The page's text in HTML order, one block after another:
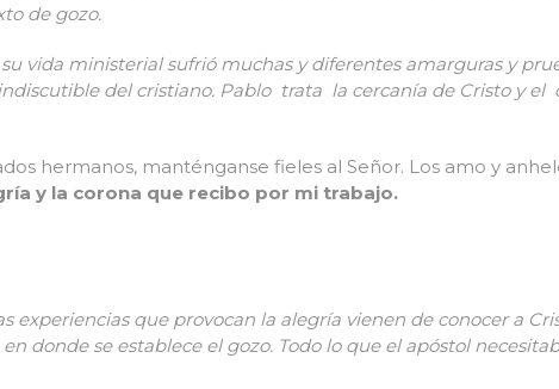
de gozo.
vida ministerial sufrió muchas y diferentes amarguras y
del cristiano. Pablo trata la cercanía de Cristo y
hermanos, manténganse fieles al Señor. Los amo y
y la corona que recibo por mi trabajo.
experiencias que provocan la alegría vienen de conocer a
donde se establece el gozo. Todo lo que el apóstol